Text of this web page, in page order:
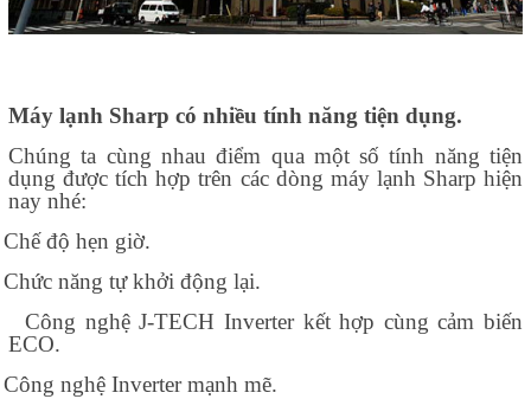
Máy lạnh Sharp có nhiều tính năng tiện dụng.
Chúng ta cùng nhau điểm qua một số tính năng tiện
dụng được tích hợp trên các dòng máy lạnh Sharp hiện
nay nhé:
Chế độ hẹn giờ.
Chức năng tự khởi động lại.
Công nghệ J-TECH Inverter kết hợp cùng cảm biến
ECO.
Công nghệ Inverter mạnh mẽ.